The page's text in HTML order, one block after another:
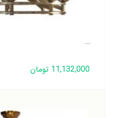
11,132,000 تومان